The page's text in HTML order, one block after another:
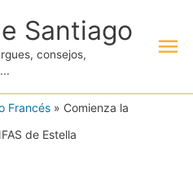
Santiago
consejos,
Francés » Comienza la
de Estella